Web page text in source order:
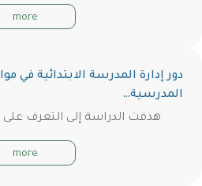
more
دور إدارة المدرسة الابتدائية
المدرسية…
هدفت الدراسة إلى التعرف على
more